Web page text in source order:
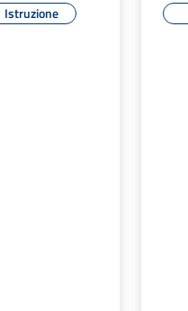
Istruzione